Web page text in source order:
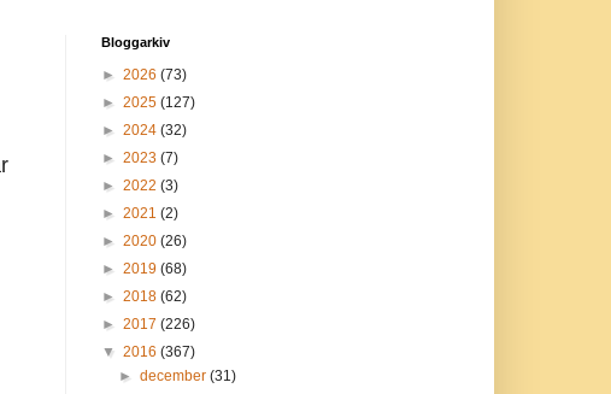
Bloggarkiv
► 2026 (73)
► 2025 (127)
► 2024 (32)
► 2023 (7)
► 2022 (3)
► 2021 (2)
► 2020 (26)
► 2019 (68)
► 2018 (62)
► 2017 (226)
▼ 2016 (367)
► december (31)